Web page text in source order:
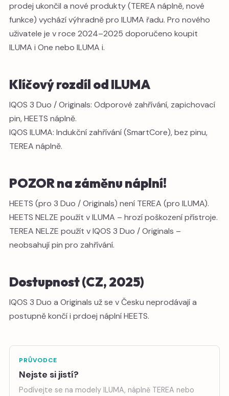
prodej ukončil a nové produkty (TEREA náplně, nové
funkce) vychází výhradně pro ILUMA řadu. Pro nového
uživatele je v roce 2024–2025 doporučeno koupit
ILUMA i One nebo ILUMA i.
Klíčový rozdíl od ILUMA
IQOS 3 Duo / Originals: Odporové zahřívání, zapichovací
pin, HEETS náplně.
IQOS ILUMA: Indukční zahřívání (SmartCore), bez pinu,
TEREA náplně.
POZOR na záměnu náplní!
HEETS (pro 3 Duo / Originals) není TEREA (pro ILUMA).
HEETS NELZE použít v ILUMA – hrozí poškození přístroje.
TEREA NELZE použít v IQOS 3 Duo / Originals –
neobsahují pin pro zahřívání.
Dostupnost (CZ, 2025)
IQOS 3 Duo a Originals už se v Česku neprodávají a
postupně končí i prdoej náplní HEETS.
PRŮVODCE
Nejste si jistí?
Podívejte se na modely ILUMA, náplně TEREA nebo